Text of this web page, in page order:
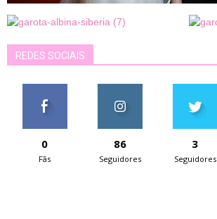
REDES SOCIAIS
0
Fãs
86
Seguidores
3
Seguidores